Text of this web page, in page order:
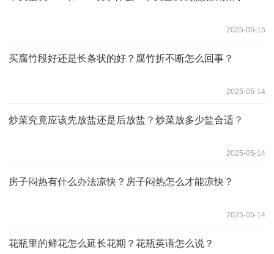
2025-05-15
买腐竹段好还是长条状的好？腐竹折不断怎么回事？
2025-05-14
炒菜究竟应该先放盐还是后放盐？炒菜放多少盐合适？
2025-05-14
房子闷热有什么办法凉快？房子闷热怎么才能凉快？
2025-05-14
花瓶里的鲜花怎么延长花期？花瓶英语怎么说？